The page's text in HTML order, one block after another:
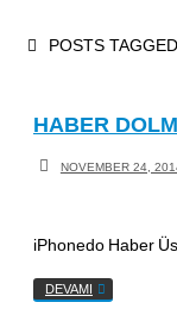
HOMEPOSTS
HABER
NOVEMBER 24,
iPhonedo Haber
DEVAMI